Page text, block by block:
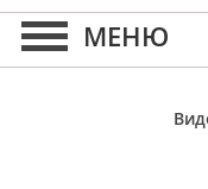
Контакты, и